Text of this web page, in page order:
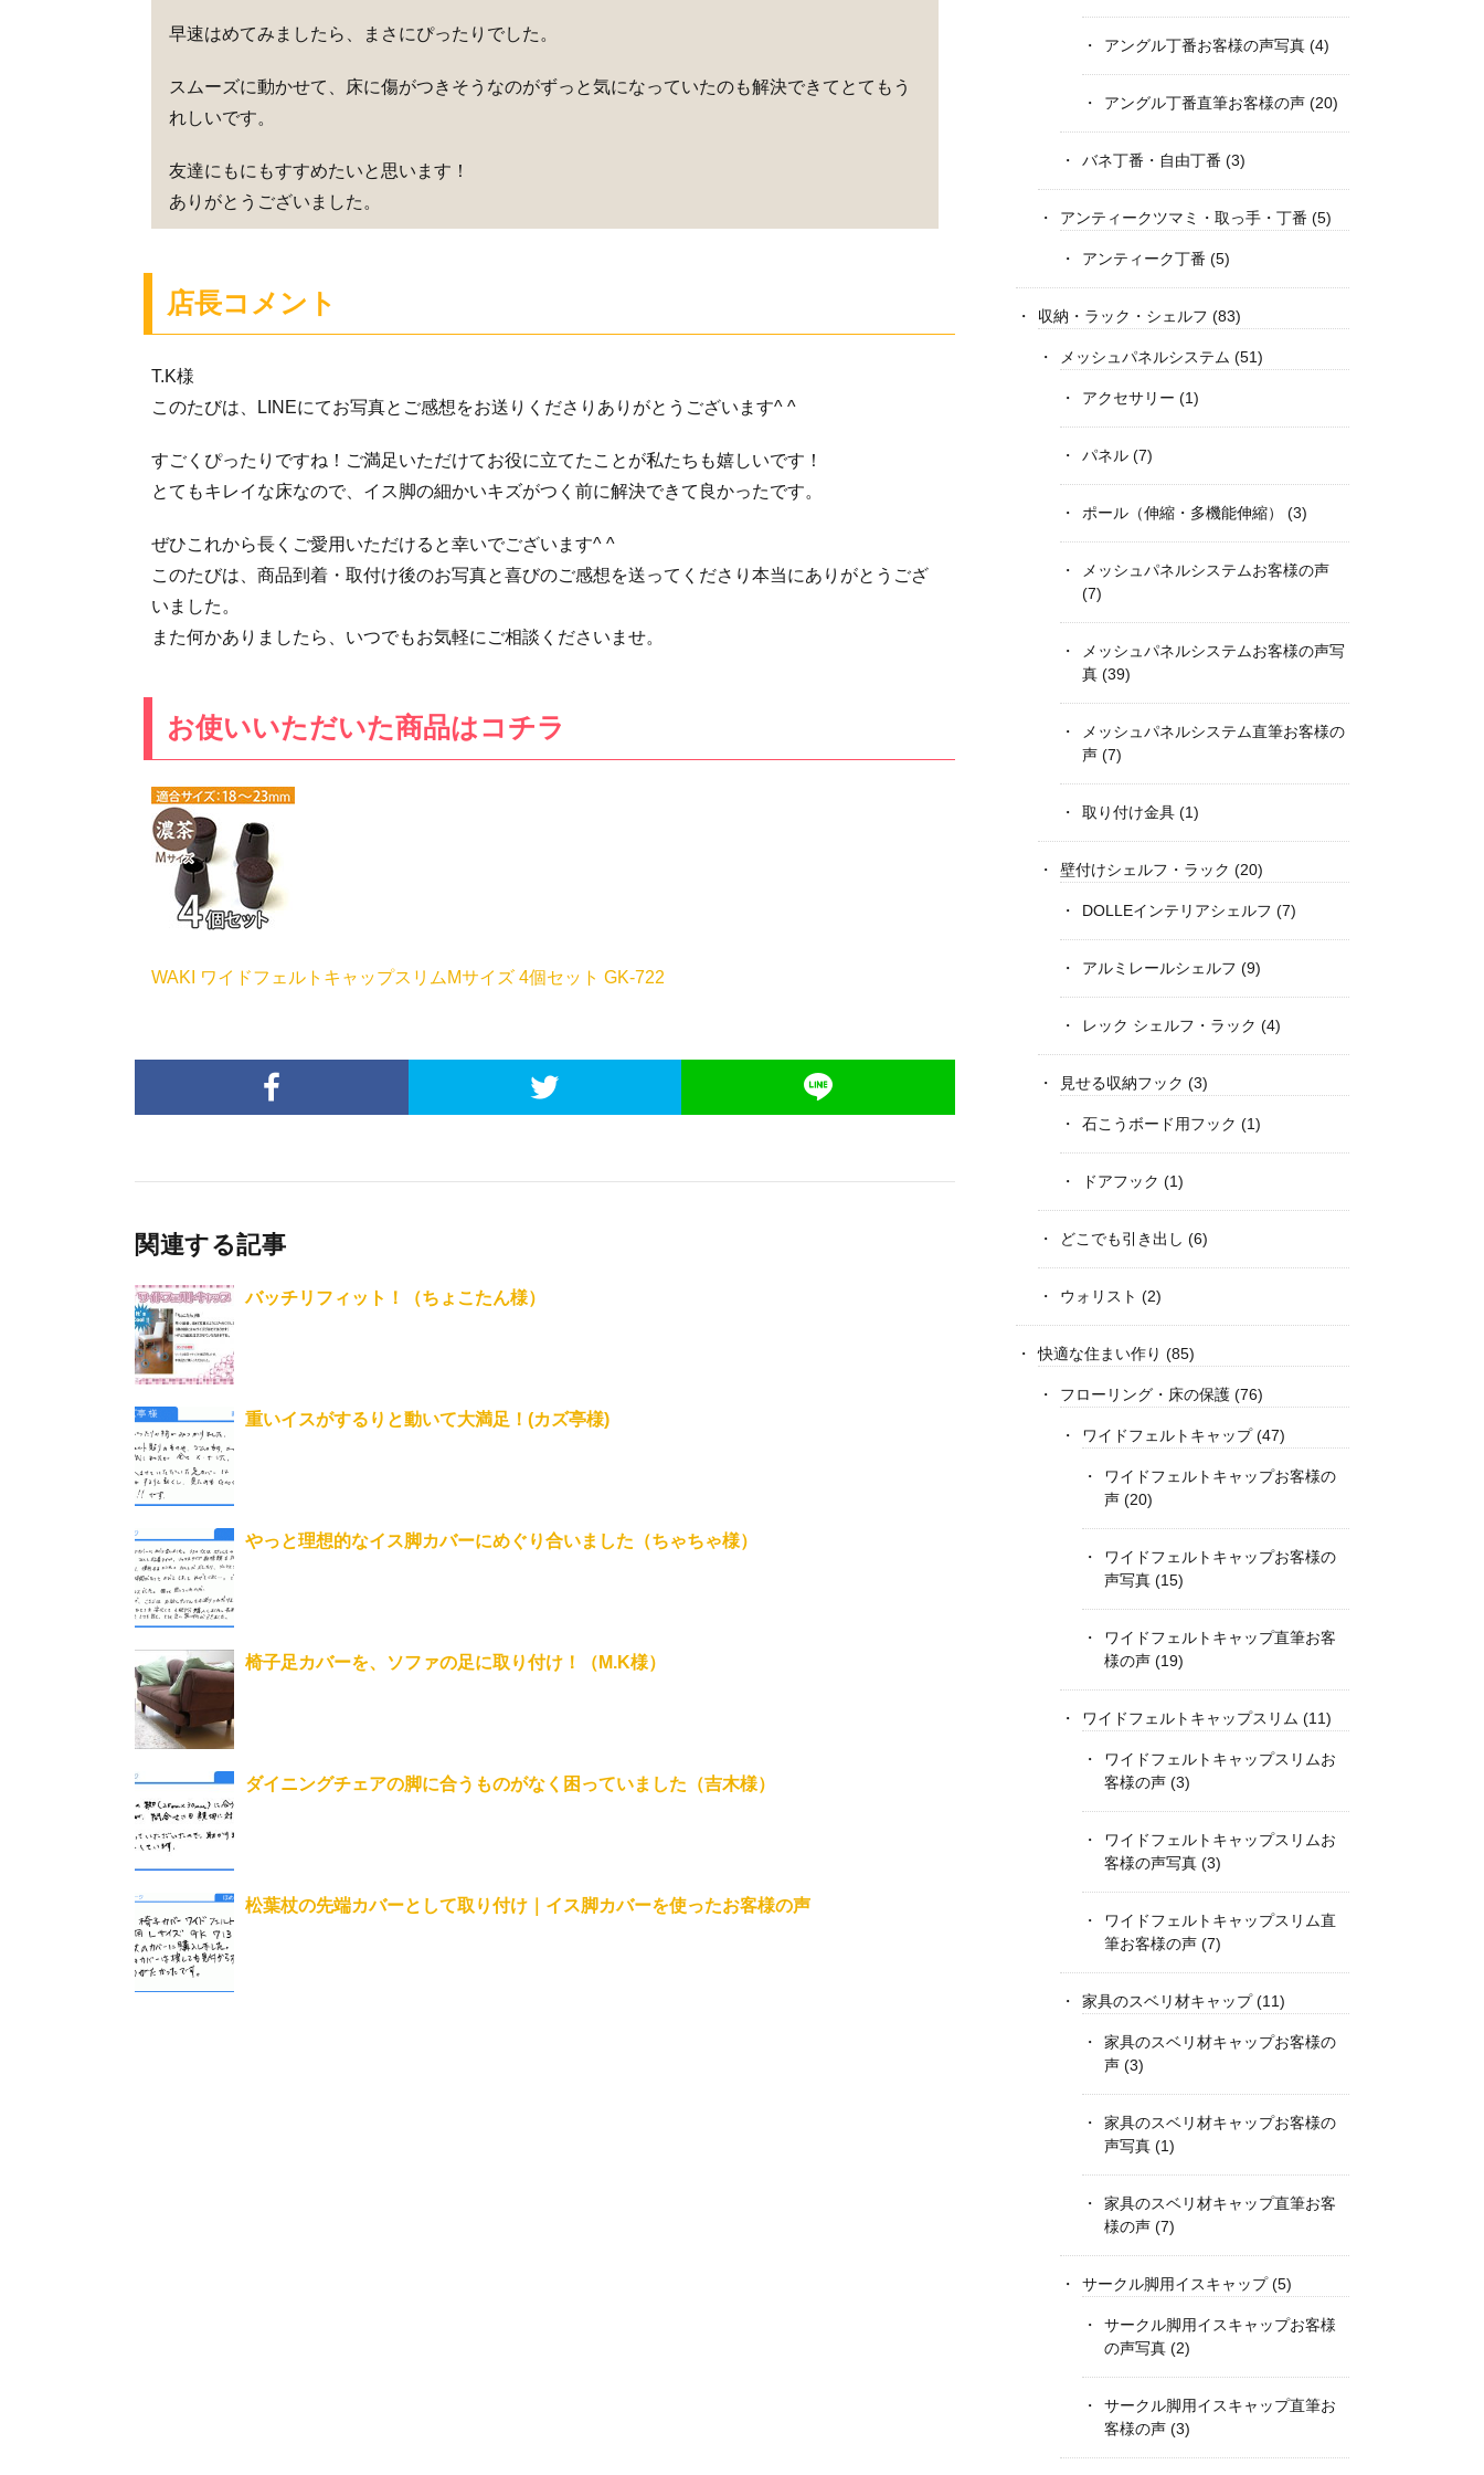
早速はめてみましたら、まさにぴったりでした。
スムーズに動かせて、床に傷がつきそうなのがずっと気になっていたのも解決できてとてもう
れしいです。
友達にもにもすすめたいと思います！
ありがとうございました。
店長コメント
T.K様
このたびは、LINEにてお写真とご感想をお送りくださりありがとうございます^ ^
すごくぴったりですね！ご満足いただけてお役に立てたことが私たちも嬉しいです！
とてもキレイな床なので、イス脚の細かいキズがつく前に解決できて良かったです。
ぜひこれから長くご愛用いただけると幸いでございます^ ^
このたびは、商品到着・取付け後のお写真と喜びのご感想を送ってくださり本当にありがとうござ
いました。
また何かありましたら、いつでもお気軽にご相談くださいませ。
お使いいただいた商品はコチラ
WAKI ワイドフェルトキャップスリムMサイズ 4個セット GK-722
関連する記事
バッチリフィット！（ちょこたん様）
重いイスがするりと動いて大満足！(カズ亭様)
やっと理想的なイス脚カバーにめぐり合いました（ちゃちゃ様）
椅子足カバーを、ソファの足に取り付け！（M.K様）
ダイニングチェアの脚に合うものがなく困っていました（吉木様）
松葉杖の先端カバーとして取り付け｜イス脚カバーを使ったお客様の声
アングル丁番お客様の声写真(4)
アングル丁番直筆お客様の声(20)
バネ丁番・自由丁番 (3)
アンティークツマミ・取っ手・丁番 (5)
アンティーク丁番 (5)
収納・ラック・シェルフ (83)
メッシュパネルシステム (51)
アクセサリー (1)
パネル(7)
ポール（伸縮・多機能伸縮） (3)
メッシュパネルシステムお客様の声
(7)
メッシュパネルシステムお客様の声写
真(39)
メッシュパネルシステム直筆お客様の
声(7)
取り付け金具(1)
壁付けシェルフ・ラック (20)
DOLLEインテリアシェルフ (7)
アルミレールシェルフ (9)
レック シェルフ・ラック (4)
見せる収納フック (3)
石こうボード用フック (1)
ドアフック (1)
どこでも引き出し (6)
ウォリスト (2)
快適な住まい作り (85)
フローリング・床の保護(76)
ワイドフェルトキャップ(47)
ワイドフェルトキャップお客様の
声(20)
ワイドフェルトキャップお客様の
声写真(15)
ワイドフェルトキャップ直筆お客
様の声(19)
ワイドフェルトキャップスリム (11)
ワイドフェルトキャップスリムお
客様の声(3)
ワイドフェルトキャップスリムお
客様の声写真(3)
ワイドフェルトキャップスリム直
筆お客様の声(7)
家具のスベリ材キャップ(11)
家具のスベリ材キャップお客様の
声(3)
家具のスベリ材キャップお客様の
声写真(1)
家具のスベリ材キャップ直筆お客
様の声(7)
サークル脚用イスキャップ(5)
サークル脚用イスキャップお客様
の声写真(2)
サークル脚用イスキャップ直筆お
客様の声(3)